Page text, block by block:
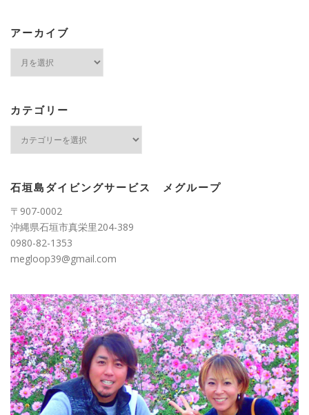
アーカイブ
ブ
カテゴリー
ー
石垣島ダイビングサービス メグループ
〒907-0002
沖縄県石垣市真栄里204-389
0980-82-1353
megloop39@gmail.com